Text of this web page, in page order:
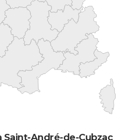
Saint-André-de-Cubzac